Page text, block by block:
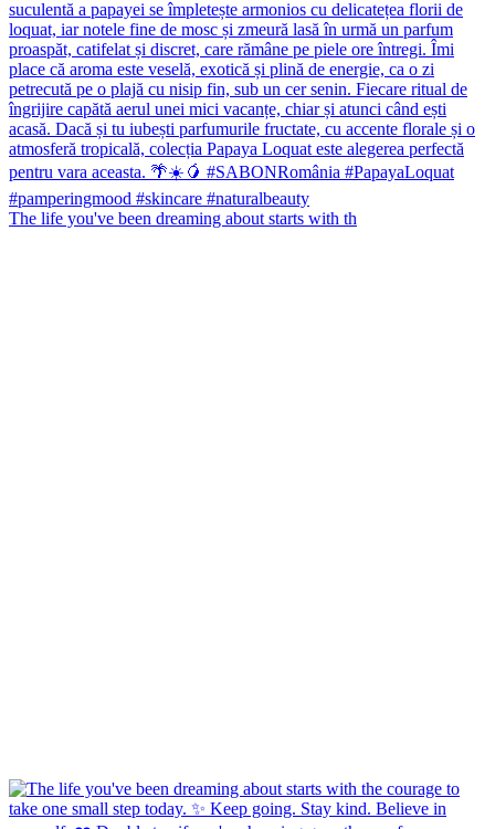
The life you've been dreaming about starts with th